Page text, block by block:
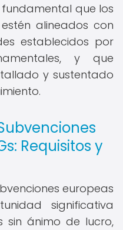
que los
alineados con
establecidos por
y que
y sustentado
Requisitos y
europeas
significativa
sin ánimo de lucro,